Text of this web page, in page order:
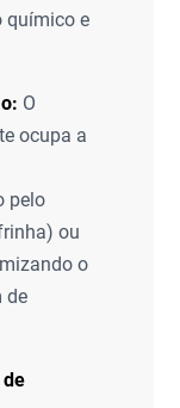
químico e
O
ocupa a
pelo
ou
o
de
de